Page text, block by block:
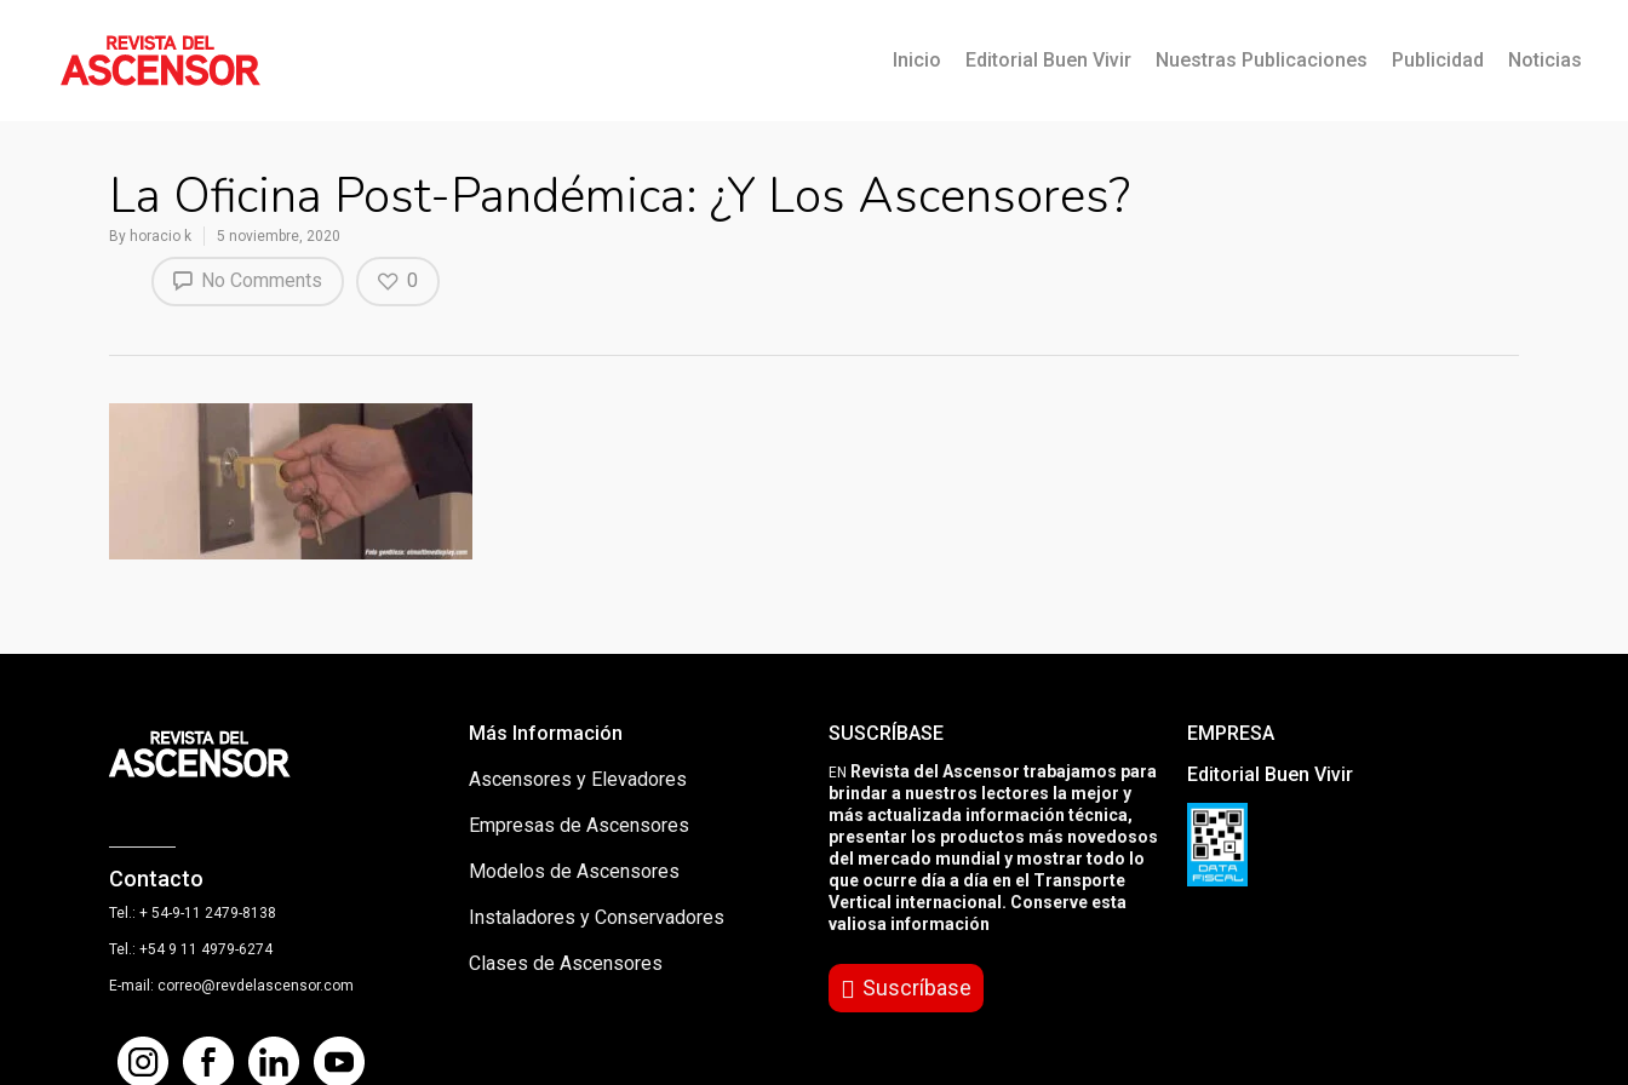
Inicio Editorial Buen Vivir Nuestras Publicaciones Publicidad Noticias
La Oficina Post-Pandémica: ¿Y Los Ascensores?
By horacio k 5 noviembre, 2020
No Comments 0
Contacto
Tel.: + 54-9-11 2479-8138
Tel.: +54 9 11 4979-6274
E-mail: correo@revdelascensor.com
Más Información
Ascensores y Elevadores
Empresas de Ascensores
Modelos de Ascensores
Instaladores y Conservadores
Clases de Ascensores
SUSCRÍBASE
EN Revista del Ascensor trabajamos para
brindar a nuestros lectores la mejor y
más actualizada información técnica,
presentar los productos más novedosos
del mercado mundial y mostrar todo lo
que ocurre día a día en el Transporte
Vertical internacional. Conserve esta
valiosa información
Suscríbase
EMPRESA
Editorial Buen Vivir